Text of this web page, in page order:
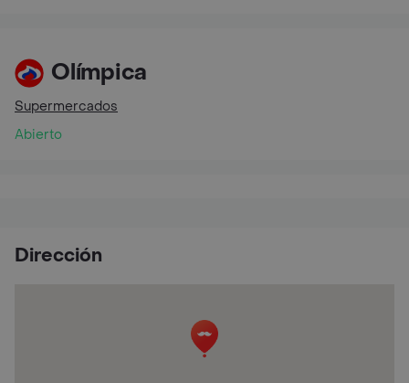
Olímpica
Supermercados
Abierto
Dirección